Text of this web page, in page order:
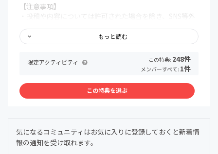
【注意事項】
・投稿や内容については許可された場合を除き、SNS等外
・他の参加者の方への誹謗中傷、荒らし行為などに該当す
る行為があった場合、その他運営の妨げになると判断した
場合、強制退会とさせていただく場合があります。
・決済後のご返金やキャンセルは一切できかねますので、
・退会の際は必ずCAMPFIREサイト上での退会手続きをお
願いいたします。詳しくは下記をご覧ください。
・当ページの「今すぐ参加する」もしくは「この特典を選
ぶ」ボタンから参加することができます。
もっと読む
限定アクティビティ この特典: 248件
メンバーすべて: 1件
この特典を選ぶ
気になるコミュニティはお気に入りに登録しておくと新着情
報の通知を受け取れます。